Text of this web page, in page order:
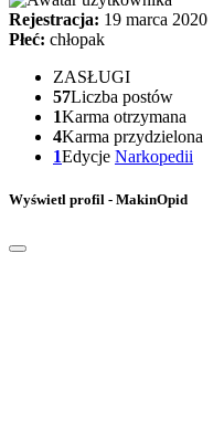
Rejestracja: 19 marca 2020
Płeć: chłopak
ZASŁUGI
57Liczba postów
1Karma otrzymana
4Karma przydzielona
1Edycje Narkopedii
Wyświetl profil - MakinOpid